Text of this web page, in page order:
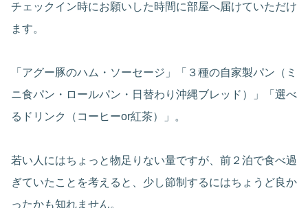
チェックイン時にお願いした時間に部屋へ届けていただけ
ます。
「アグー豚のハム・ソーセージ」「３種の自家製パン（ミ
ニ食パン・ロールパン・日替わり沖縄ブレッド）」「選べ
るドリンク（コーヒーor紅茶）」。
若い人にはちょっと物足りない量ですが、前２泊で食べ過
ぎていたことを考えると、少し節制するにはちょうど良か
ったかも知れません。